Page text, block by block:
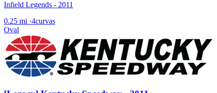
Infield Legends - 2011
0.25 mi ·4curvas
Oval